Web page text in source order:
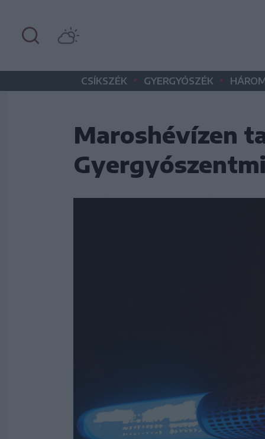
CSÍKSZÉK • GYERGYÓSZÉK •
Maroshévízen